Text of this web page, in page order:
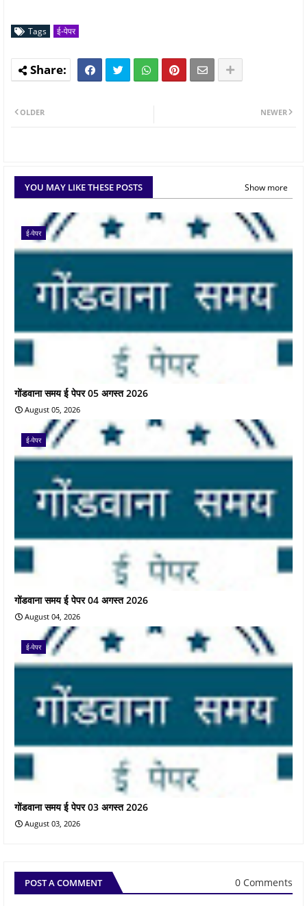
Tags ई-पेपर
NEWER
OLDER
YOU MAY LIKE THESE POSTS Show more
ई-पेपर
गोंडवाना समय ई पेपर 05 अगस्त 2026
August 05, 2026
ई-पेपर
गोंडवाना समय ई पेपर 04 अगस्त 2026
August 04, 2026
ई-पेपर
गोंडवाना समय ई पेपर 03 अगस्त 2026
August 03, 2026
POST A COMMENT 0 Comments